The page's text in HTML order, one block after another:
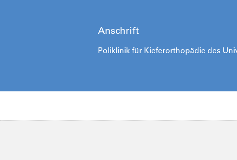
Anschrift
Poliklinik für Kieferorthopädie des